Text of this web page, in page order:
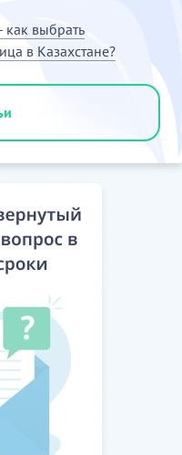
как выбрать
в Казахстане?